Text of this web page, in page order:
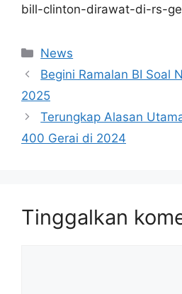
bill-clinton-dirawat-di-rs-
Kategori
News
Begini Ramalan BI Soal
2025
Terungkap Alasan
400 Gerai di 2024
Tinggalkan